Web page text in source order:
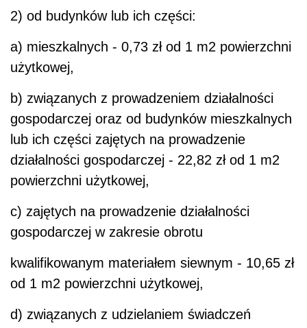
2) od budynków lub ich części:
a) mieszkalnych - 0,73 zł od 1 m2 powierzchni
użytkowej,
b) związanych z prowadzeniem działalności
gospodarczej oraz od budynków mieszkalnych
lub ich części zajętych na prowadzenie
działalności gospodarczej - 22,82 zł od 1 m2
powierzchni użytkowej,
c) zajętych na prowadzenie działalności
gospodarczej w zakresie obrotu
kwalifikowanym materiałem siewnym - 10,65 zł
od 1 m2 powierzchni użytkowej,
d) związanych z udzielaniem świadczeń